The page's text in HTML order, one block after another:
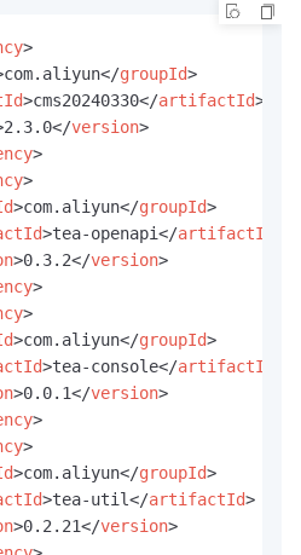
>
com.aliyun</groupId>
>cms20240330</artifactId>
2.3.0</version>
>
>
>com.aliyun</groupId>
>tea-openapi</artifactId
>0.3.2</version>
>
>
>com.aliyun</groupId>
>tea-console</artifactId
>0.0.1</version>
>
>
>com.aliyun</groupId>
>tea-util</artifactId>
>0.2.21</version>